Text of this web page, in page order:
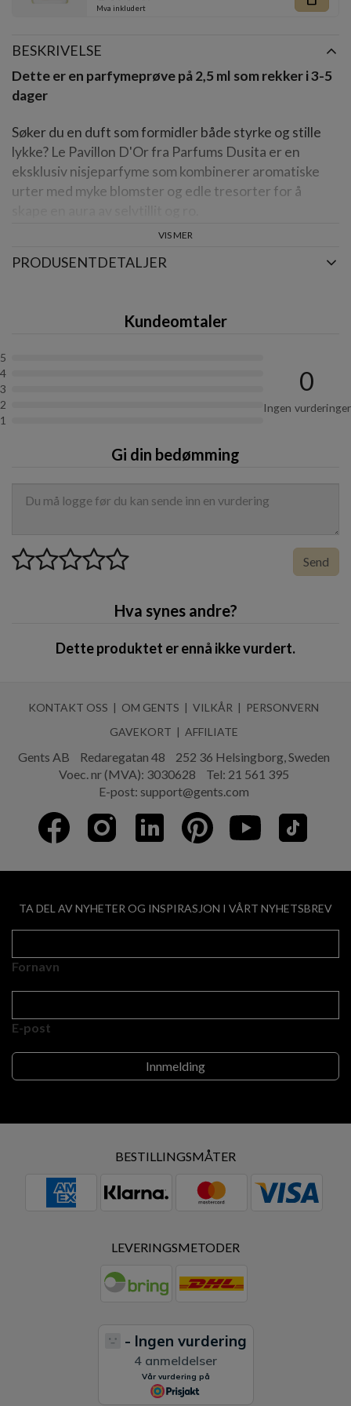
Mva inkludert
BESKRIVELSE
Dette er en parfymeprøve på 2,5 ml som rekker i 3-5
dager
Søker du en duft som formidler både styrke og stille
lykke? Le Pavillon D'Or fra Parfums Dusita er en
eksklusiv nisjeparfyme som kombinerer aromatiske
urter med myke blomster og edle tresorter for å
fristed av velvære midt i en hektisk omverden. Passer
passer best når du vil utstråle en naturlig og stille
selvtillit. Dens komplekse sammensetning av urter og
VIS MER
PRODUSENTDETALJER
Kundeomtaler
5
4
3
2
1
0
Ingen vurderinger
Gi din bedømming
Send
Hva synes andre?
Dette produktet er ennå ikke vurdert.
KONTAKT OSS OM GENTS VILKÅR
PERSONVERN
GAVEKORT
AFFILIATE
Gents AB Redaregatan 48
252 36 Helsingborg, Sweden
Voec. nr (MVA): 3030628
Tel: 21 561 395
E-post: support@gents.com
TA DEL AV NYHETER OG INSPIRASJON I VÅRT NYHETSBREV
Fornavn
E-post
BESTILLINGSMÅTER
LEVERINGSMETODER